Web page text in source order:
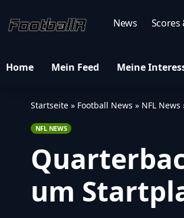
News Scores
Home Mein Feed Meine
Startseite » Football News » NFL News
NFL NEWS
um